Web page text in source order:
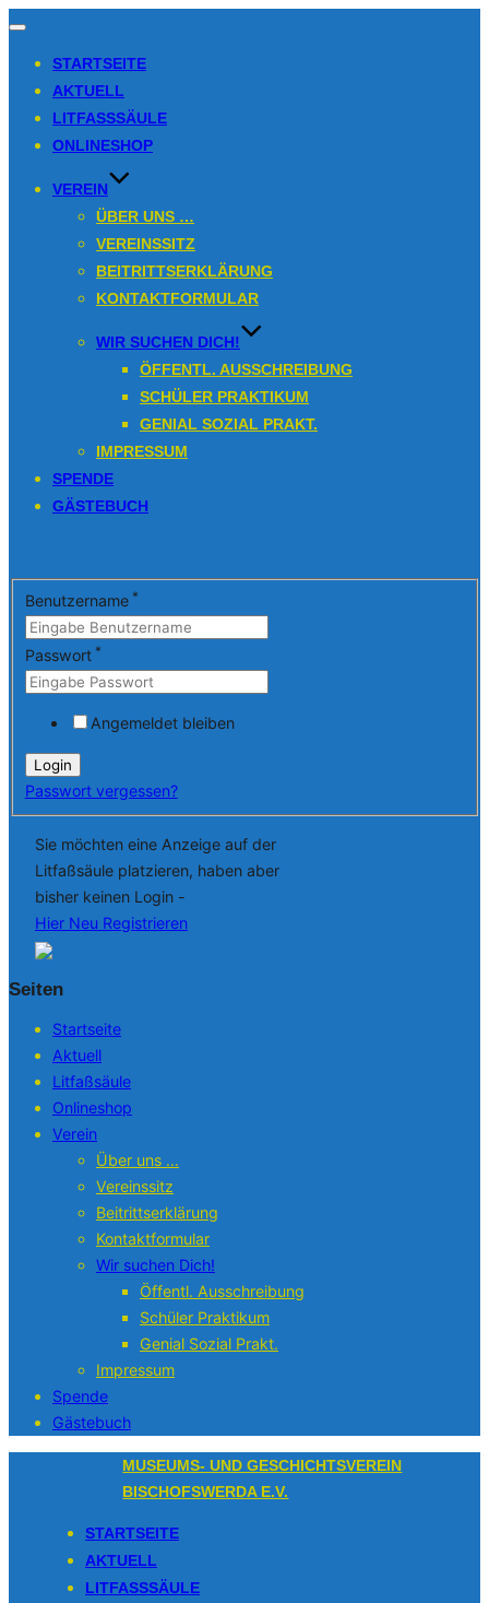
Navigation
STARTSEITE
AKTUELL
LITFASSSÄULE
ONLINESHOP
VEREIN
ÜBER UNS …
VEREINSSITZ
BEITRITTSERKLÄRUNG
KONTAKTFORMULAR
WIR SUCHEN DICH!
ÖFFENTL. AUSSCHREIBUNG
SCHÜLER PRAKTIKUM
GENIAL SOZIAL PRAKT.
IMPRESSUM
SPENDE
GÄSTEBUCH
Benutzername *
Passwort*
Angemeldet bleiben
Passwort vergessen?
Sie möchten eine Anzeige auf der
Litfaßsäule platzieren, haben aber
bisher keinen Login -
Hier Neu Registrieren
Seiten
Startseite
Aktuell
Litfaßsäule
Onlineshop
Verein
Über uns …
Vereinssitz
Beitrittserklärung
Kontaktformular
Wir suchen Dich!
Öffentl. Ausschreibung
Schüler Praktikum
Genial Sozial Prakt.
Impressum
Spende
Gästebuch
MUSEUMS- UND GESCHICHTSVEREIN
BISCHOFSWERDA E.V.
STARTSEITE
AKTUELL
LITFASSSÄULE